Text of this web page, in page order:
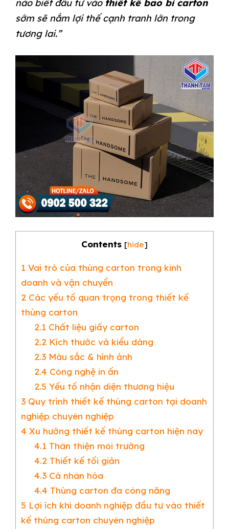
nào biết đầu tư vào thiết kế bao bì carton
sớm sẽ nắm lợi thế cạnh tranh lớn trong
tương lai.”
Contents [hide]
1 Vai trò của thùng carton trong kinh
doanh và vận chuyển
2 Các yếu tố quan trọng trong thiết kế
thùng carton
2.1 Chất liệu giấy carton
2.2Kích thước và kiểu dáng
2.3Màu sắc & hình ảnh
2.4 Công nghệ in ấn
2.5 Yếu tố nhận diện thương hiệu
3 Quy trình thiết kế thùng carton tại doanh
nghiệp chuyên nghiệp
4 Xu hướng thiết kế thùng carton hiện nay
4.1 Thân thiện môi trường
4.2Thiết kế tối giản
4.3Cá nhân hóa
4.4 Thùng carton đa công năng
5 Lợi ích khi doanh nghiệp đầu tư vào thiết
kế thùng carton chuyên nghiệp